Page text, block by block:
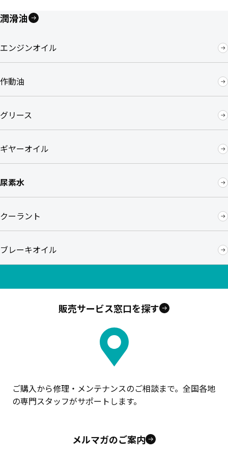
潤滑油
エンジンオイル
作動油
グリース
ギヤーオイル
尿素水
クーラント
ブレーキオイル
販売サービス窓口を探す
ご購入から修理・メンテナンスのご相談まで。全国各地
の専門スタッフがサポートします。
メルマガのご案内